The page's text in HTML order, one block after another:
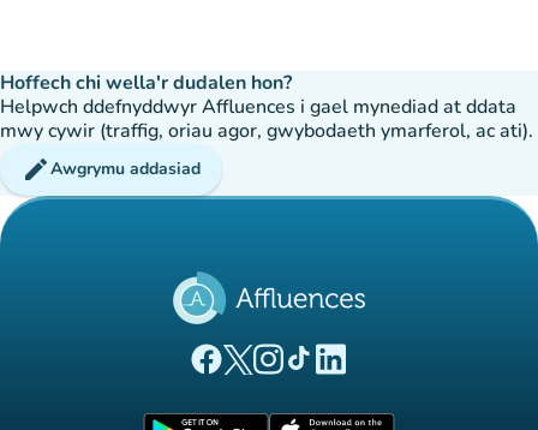
Hoffech chi wella'r dudalen hon?
Helpwch ddefnyddwyr Affluences i gael mynediad at ddata
mwy cywir (traffig, oriau agor, gwybodaeth ymarferol, ac ati).
editAwgrymu addasiad
(tab newydd)
(tab newydd)
(tab newydd)
(tab newydd)